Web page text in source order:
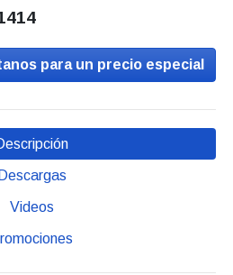
para un precio especial
Descargas
Videos